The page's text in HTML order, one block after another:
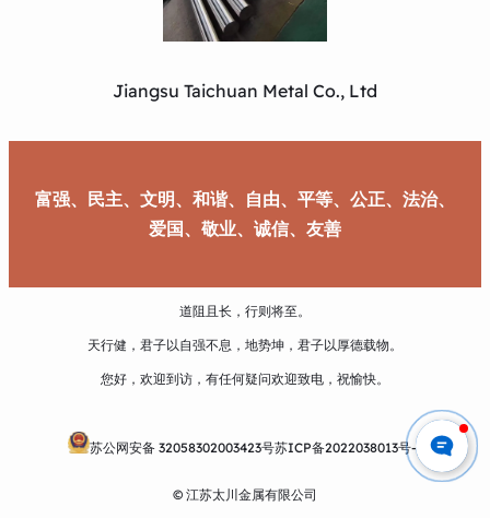
Jiangsu Taichuan Metal Co., Ltd
富强、民主、文明、和谐、自由、平等、公正、法治、
爱国、敬业、诚信、友善
道阻且长，行则将至。
天行健，君子以自强不息，地势坤，君子以厚德载物。
您好，欢迎到访，有任何疑问欢迎致电，祝愉快。
苏公网安备 32058302003423号苏ICP备2022038013号-1
© 江苏太川金属有限公司